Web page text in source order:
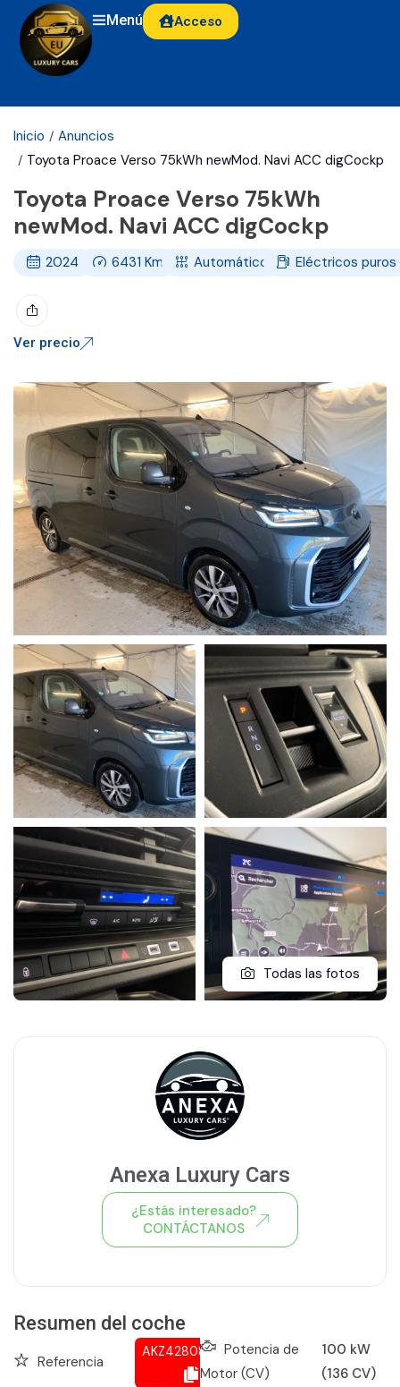
Menú Acceso
Inicio
Anuncios
Toyota Proace Verso 75kWh newMod. Navi ACC digCockp
Toyota Proace Verso 75kWh
newMod. Navi ACC digCockp
2024 6431Km Automático Eléctricos puros
Ver precio
Todas las fotos
Resumen del coche
Referencia
AKZ428080334Potencia de
Motor (CV)
100 kW
(136 CV)
Anexa Luxury Cars
¿Estás interesado?
CONTÁCTANOS